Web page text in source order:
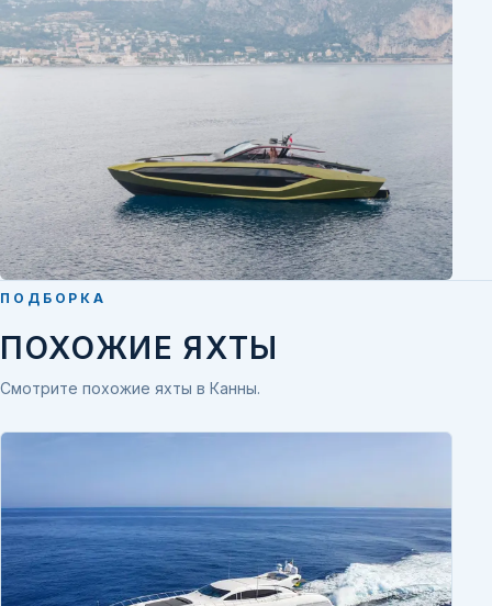
ПОДБОРКА
ПОХОЖИЕ ЯХТЫ
Смотрите похожие яхты в Канны.